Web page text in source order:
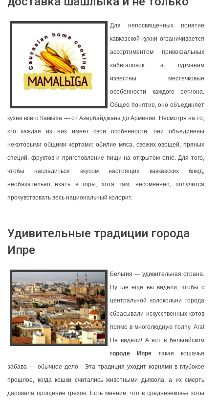
Для непосвященных понятие
кавказской кухни ограничивается
ассортиментом привокзальных
забегаловок, а гурманам
известны местечковые
особенности каждого региона.
Общее понятие, оно объединяет
кухни всего Кавказа — от Азербайджана до Армении. Несмотря на то,
кто каждая из них имеет свои особенности, они объединены
некоторыми общими чертами: обилие мяса, свежих овощей, пряных
специй, фруктов и приготовление пищи на открытом огне. Для того,
чтобы насладиться вкусом настоящих кавказских блюд,
необязательно ехать в горы, хотя там, несомненно, получится
прочувствовать весь национальный колорит.
Удивительные традиции города
Ипре
Бельгия — удивительная страна.
Ну где еще вы видели, чтобы с
центральной колокольни города
сбрасывали искусственных котов
прямо в многолюдную толпу. Ага!
Не видели! А вот в бельгийском
городе Ипре такая кошачья
забава — обычное дело. Эта традиция уходит корнями в глубокое
прошлое, когда кошки считались животными дьявола, а их смерть
даровала прощение грехов. Есть мнение, что в средневековье коты